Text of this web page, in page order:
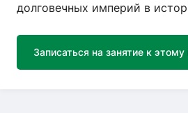
долговечных империй в
Записаться на занятие к этому